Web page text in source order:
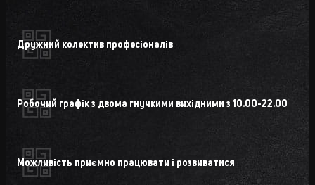
Дружний колектив професіоналів
Робочий графік з двома гнучкими вихідними з 10.00-22.00
Можливість приємно працювати і розвиватися